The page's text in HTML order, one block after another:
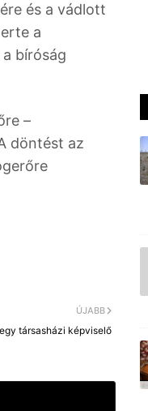
és a vádlott
a
bíróság
–
döntést az
ÚJABB
társasházi képviselő